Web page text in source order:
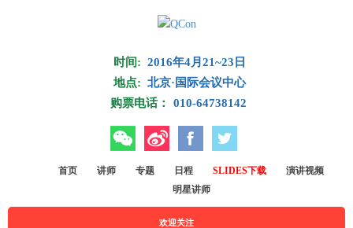
时间: 2016年4月21~23日
地点: 北京·国际会议中心
购票电话：
010-64738142
微信 微博 Facebook
首页 讲师 专题 日程 SLIDES下载
演讲视频
明星讲师
欢迎关注